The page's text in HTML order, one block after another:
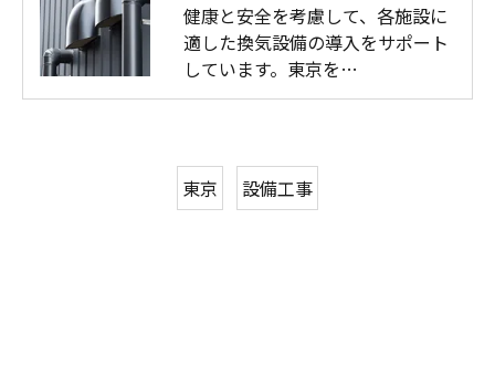
健康と安全を考慮して、各施設に
適した換気設備の導入をサポート
しています。東京を…
東京 設備工事